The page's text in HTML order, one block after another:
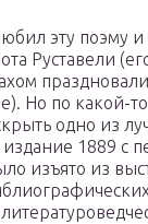
эту поэму и
Руставели
Но по какой-
одно из
1889 с
изъято из